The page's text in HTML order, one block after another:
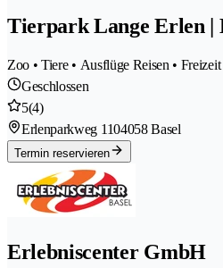
Tierpark Lange Erlen |
Zoo • Tiere • Ausflüge Reisen •
Geschlossen
5(4)
Erlenparkweg 1104058 Basel
Termin reservieren
Erlebniscenter GmbH